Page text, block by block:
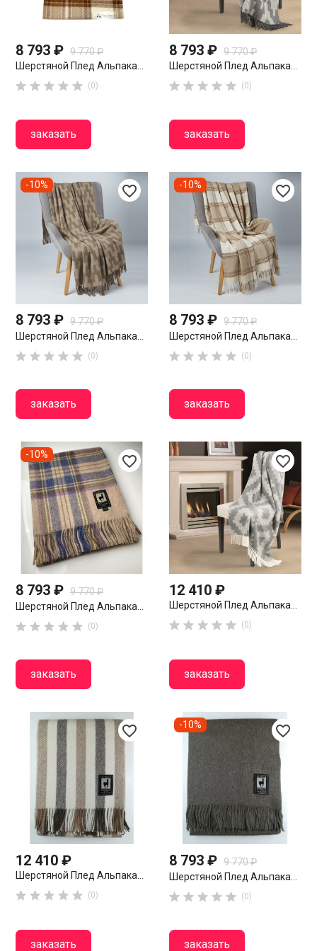
8 793 ₽ 9 770 ₽
Шерстяной Плед Альпака...
     (0)
заказать
8 793 ₽ 9 770 ₽
Шерстяной Плед Альпака...
     (0)
заказать
favorite_border
8 793 ₽ 9 770 ₽
Шерстяной Плед Альпака...
     (0)
заказать
-10% favorite_border
8 793 ₽ 9 770 ₽
Шерстяной Плед Альпака...
     (0)
заказать
-10%
favorite_border
8 793 ₽ 9 770 ₽
Шерстяной Плед Альпака...
     (0)
заказать
-10% favorite_border
12 410 ₽
Шерстяной Плед Альпака...
     (0)
заказать
favorite_border
12 410 ₽
Шерстяной Плед Альпака...
     (0)
заказать
favorite_border
8 793 ₽ 9 770 ₽
Шерстяной Плед Альпака...
     (0)
заказать
-10%